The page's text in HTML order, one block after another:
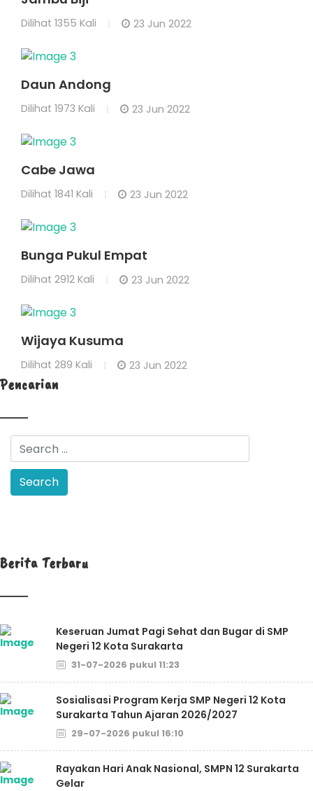
Dilihat 1355 Kali 23 Jun 2022
Daun Andong
Dilihat 1973 Kali 23 Jun 2022
Cabe Jawa
Dilihat 1841 Kali 23 Jun 2022
Bunga Pukul Empat
Dilihat 2912 Kali 23 Jun 2022
Wijaya Kusuma
Dilihat 289 Kali 23 Jun 2022
Pencarian
Berita Terbaru
Keseruan Jumat Pagi Sehat dan Bugar di SMP
Negeri 12 Kota Surakarta
31-07-2026 pukul 11:23
Sosialisasi Program Kerja SMP Negeri 12 Kota
Surakarta Tahun Ajaran 2026/2027
29-07-2026 pukul 16:10
Rayakan Hari Anak Nasional, SMPN 12 Surakarta
Gelar